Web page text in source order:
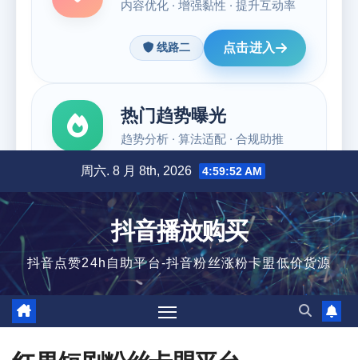
内
容
周六. 8 月 8th, 2026 4:59:53 AM
抖音播放购买
抖音点赞24h自助平台-抖音粉丝涨粉卡盟低价货源